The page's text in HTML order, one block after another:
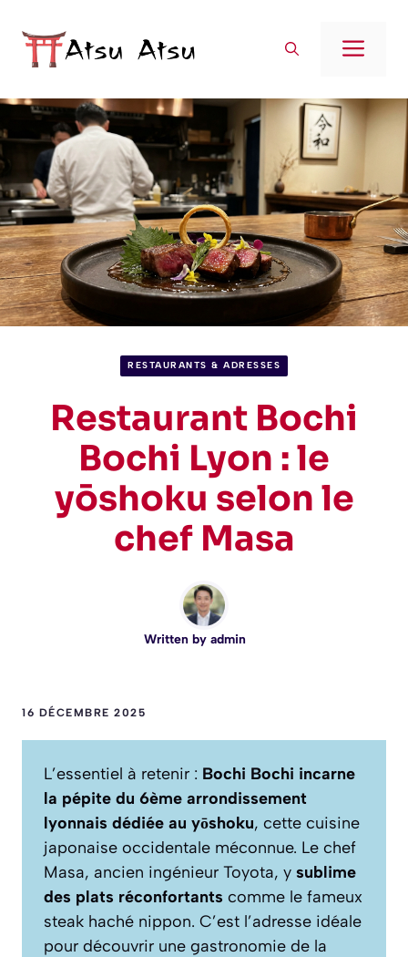
contenu
RESTAURANTS & ADRESSES
Restaurant Bochi
Bochi Lyon : le
yōshoku selon le
chef Masa
Written by admin
16 DÉCEMBRE 2025
L’essentiel à retenir : Bochi Bochi incarne
la pépite du 6ème arrondissement
lyonnais dédiée au yōshoku, cette cuisine
japonaise occidentale méconnue. Le chef
Masa, ancien ingénieur Toyota, y sublime
des plats réconfortants comme le fameux
steak haché nippon. C’est l’adresse idéale
pour découvrir une gastronomie de la